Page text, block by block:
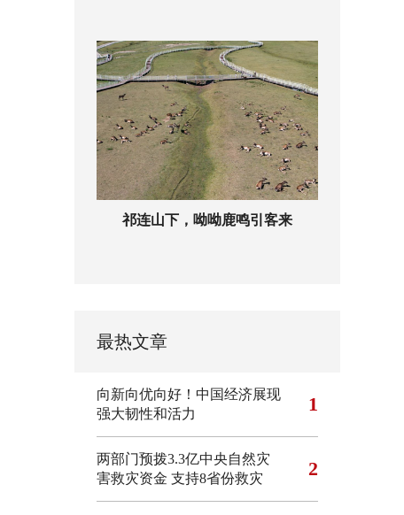
祁连山下，呦呦鹿鸣引客来
最热文章
向新向优向好！中国经济展现
强大韧性和活力
1
两部门预拨3.3亿中央自然灾
害救灾资金 支持8省份救灾
2